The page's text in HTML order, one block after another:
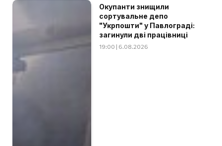
Окупанти знищили
сортувальне депо
"Укрпошти" у Павлограді:
загинули дві працівниці
19:00 | 6.08.2026